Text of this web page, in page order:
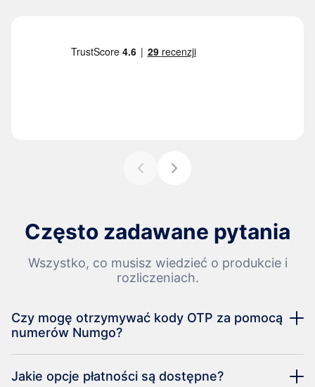
Często zadawane pytania
Wszystko, co musisz wiedzieć o produkcie i
rozliczeniach.
Czy mogę otrzymywać kody OTP za pomocą
numerów Numgo?
Jakie opcje płatności są dostępne?